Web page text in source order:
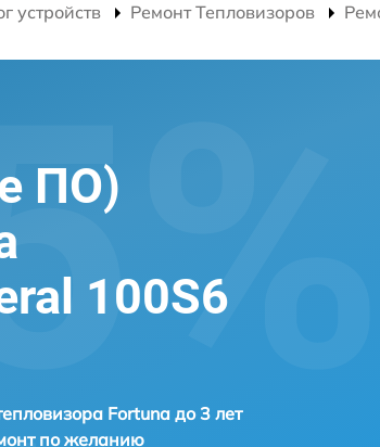
устройств Ремонт Тепловизоров
ПО)
100S6
Fortuna до 3 лет
по желанию